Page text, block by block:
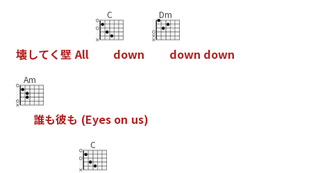
壊してく壁 All
C
down
Dm
down down
Am
誰も彼も (Eyes on us)
C